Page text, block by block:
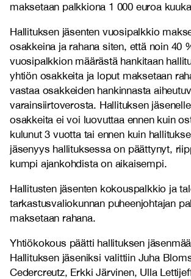
maksetaan palkkiona 1 000 euroa
Hallituksen jäsenten vuosipalkkio
osakkeina ja rahana siten, että noin 40
vuosipalkkion määrästä hankitaan
yhtiön osakkeita ja loput maksetaan
vastaa osakkeiden hankinnasta
varainsiirtoverosta. Hallituksen
osakkeita ei voi luovuttaa ennen kuin
kulunut 3 vuotta tai ennen kuin
jäsenyys hallituksessa on päättynyt,
kumpi ajankohdista on aikaisempi.
Hallitusten jäsenten kokouspalkkio ja
tarkastusvaliokunnan puheenjohtajan
maksetaan rahana.
Yhtiökokous päätti hallituksen
Hallituksen jäseniksi valittiin Juha
Cedercreutz, Erkki Järvinen, Ulla